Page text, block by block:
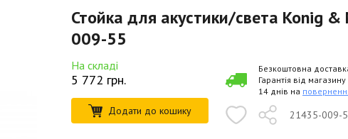
Стойка для акустики/света Konig
009-55
На складі
5 772 грн.
Додати до кошику 21435-009-
Безкоштовна
Гарантія від
14 днів на